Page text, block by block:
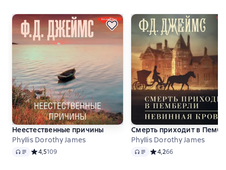
Неестественные причины
Phyllis Dorothy James
Audio Средний рейтинг 4,5 на основе 109 оценок
4,5109
Смерть приходит в
Phyllis Dorothy James
Audio Средний рейтинг 4,2 на
4,266